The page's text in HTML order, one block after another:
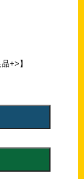
+>】